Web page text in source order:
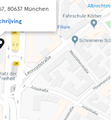
80637 München